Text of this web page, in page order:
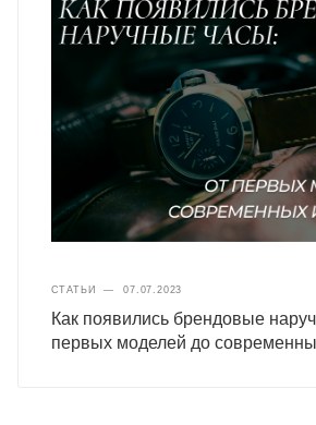
СТАТЬИ — 07.07.2023
Как появились брендовые
первых моделей до